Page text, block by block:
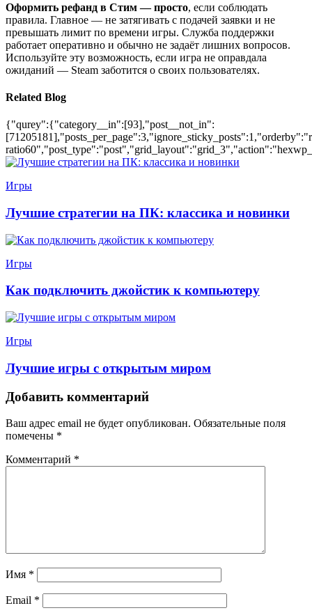
Оформить рефанд в Стим — просто, если соблюдать
правила. Главное — не затягивать с подачей заявки и не
превышать лимит по времени игры. Служба поддержки
работает оперативно и обычно не задаёт лишних вопросов.
Используйте эту возможность, если игра не оправдала
ожиданий — Steam заботится о своих пользователях.
Related Blog
{"qurey":{"category__in":[93],"post__not_in":
Игры
Лучшие стратегии на ПК: классика и новинки
Игры
Как подключить джойстик к компьютеру
Игры
Лучшие игры с открытым миром
Добавить комментарий
Ваш адрес email не будет опубликован. Обязательные поля
помечены *
Комментарий *
Имя *
Email *